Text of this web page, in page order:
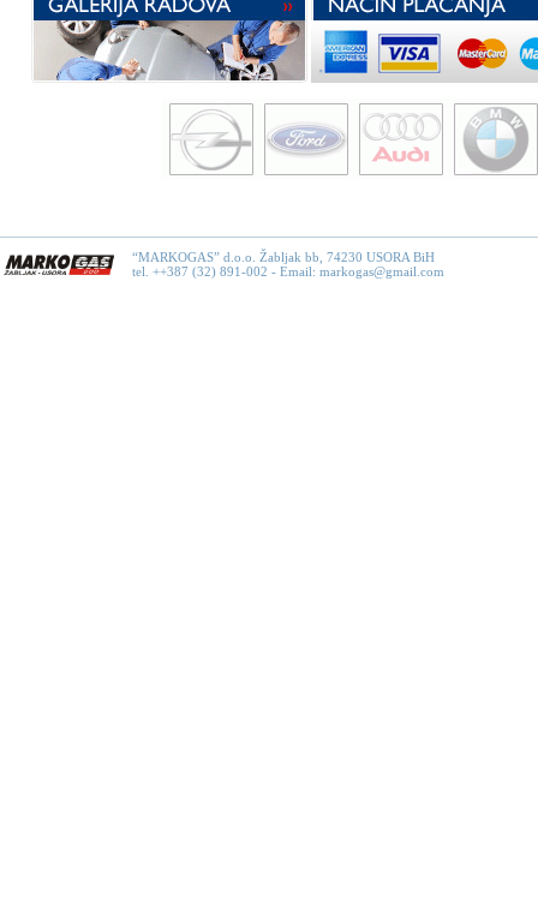
“MARKOGAS” d.o.o. Žabljak bb, 74230 USORA BiH
tel. ++387 (32) 891-002 - Email: markogas@gmail.com